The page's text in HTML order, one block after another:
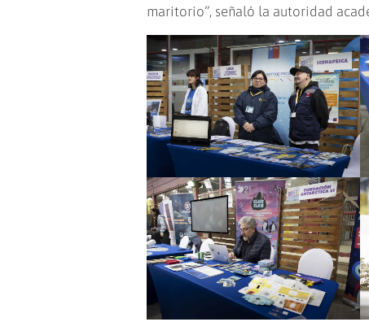
maritorio”, señaló la autoridad